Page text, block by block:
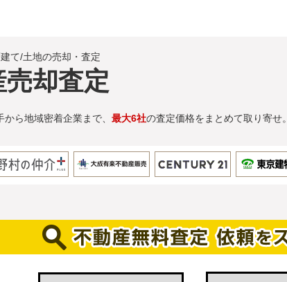
て/土地の売却・査定
却査定
ら地域密着企業まで、 最大6社の査定価格をまとめて取り寄せ。